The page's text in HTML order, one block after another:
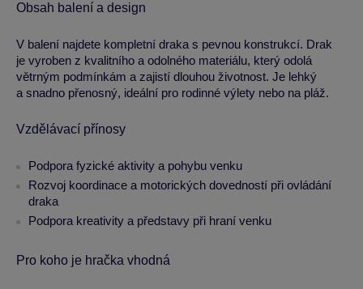
Obsah balení a design
V balení najdete kompletní draka s pevnou konstrukcí. Drak
je vyroben z kvalitního a odolného materiálu, který odolá
větrným podmínkám a zajistí dlouhou životnost. Je lehký
a snadno přenosný, ideální pro rodinné výlety nebo na pláž.
Vzdělávací přínosy
Podpora fyzické aktivity a pohybu venku
Rozvoj koordinace a motorických dovedností při ovládání
draka
Podpora kreativity a představy při hraní venku
Pro koho je hračka vhodná